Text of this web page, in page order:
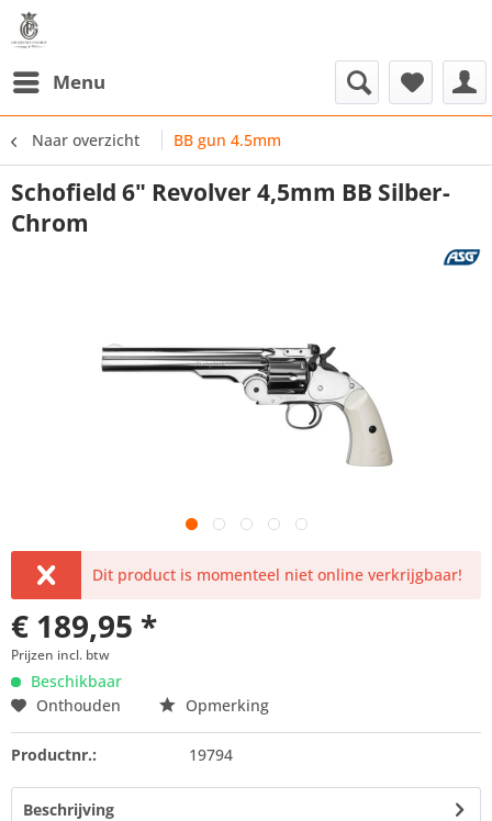
Menu
Naar overzicht BB gun 4.5mm
Schofield 6" Revolver 4,5mm BB Silber-
Chrom
Dit product is momenteel niet online verkrijgbaar!
€ 189,95 *
Prijzen incl. btw
Beschikbaar
Onthouden
Opmerking
Productnr.: 19794
Beschrijving